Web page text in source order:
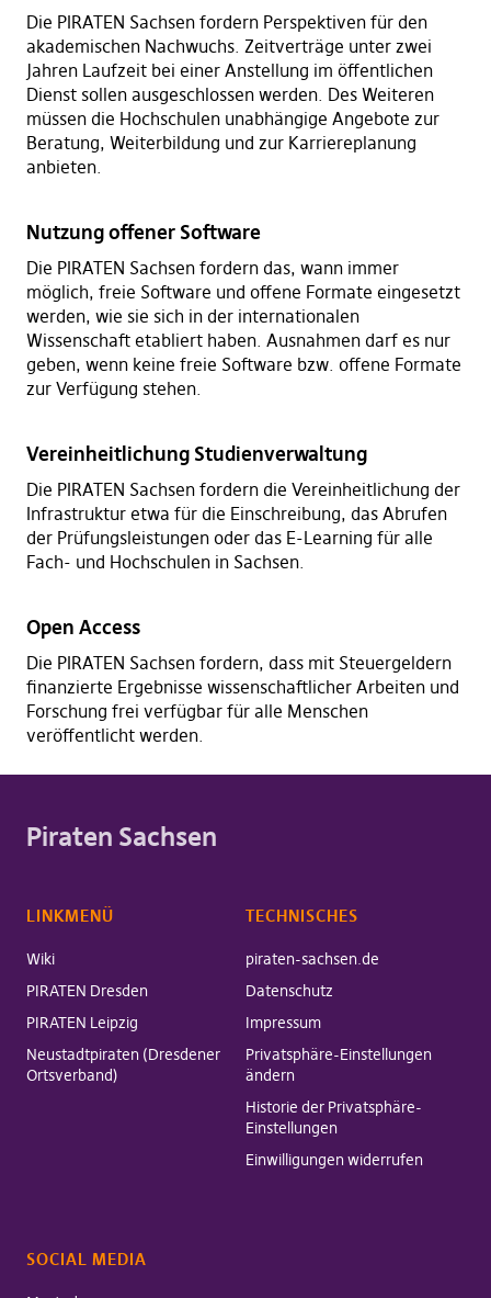
Die PIRATEN Sachsen fordern Perspektiven für den
akademischen Nachwuchs. Zeitverträge unter zwei
Jahren Laufzeit bei einer Anstellung im öffentlichen
Dienst sollen ausgeschlossen werden. Des Weiteren
müssen die Hochschulen unabhängige Angebote zur
Beratung, Weiterbildung und zur Karriereplanung
anbieten.
Nutzung offener Software
Die PIRATEN Sachsen fordern das, wann immer
möglich, freie Software und offene Formate eingesetzt
werden, wie sie sich in der internationalen
Wissenschaft etabliert haben. Ausnahmen darf es nur
geben, wenn keine freie Software bzw. offene Formate
zur Verfügung stehen.
Vereinheitlichung Studienverwaltung
Die PIRATEN Sachsen fordern die Vereinheitlichung der
Infrastruktur etwa für die Einschreibung, das Abrufen
der Prüfungsleistungen oder das E-Learning für alle
Fach- und Hochschulen in Sachsen.
Open Access
Die PIRATEN Sachsen fordern, dass mit Steuergeldern
finanzierte Ergebnisse wissenschaftlicher Arbeiten und
Forschung frei verfügbar für alle Menschen
veröffentlicht werden.
Piraten Sachsen
LINKMENÜ
Wiki
PIRATEN Dresden
PIRATEN Leipzig
Neustadtpiraten (Dresdener
Ortsverband)
TECHNISCHES
piraten-sachsen.de
Datenschutz
Impressum
Privatsphäre-Einstellungen
ändern
Historie der Privatsphäre-
Einstellungen
Einwilligungen widerrufen
SOCIAL MEDIA